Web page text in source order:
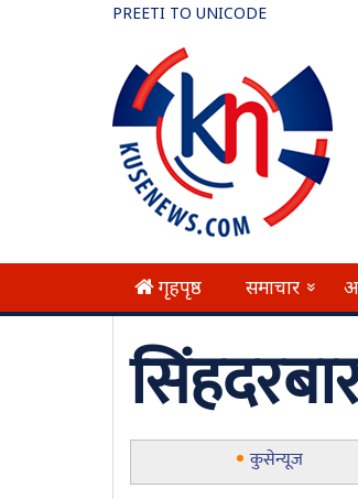
PREETI TO UNICODE
गृहपृष्ठ समाचार »
कुसेन्यूज